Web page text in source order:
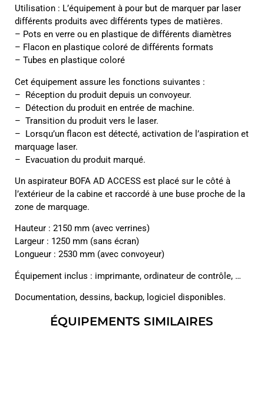
Utilisation : L’équipement à pour but de marquer par laser
différents produits avec différents types de matières.
– Pots en verre ou en plastique de différents diamètres
– Flacon en plastique coloré de différents formats
– Tubes en plastique coloré
Cet équipement assure les fonctions suivantes :
– Réception du produit depuis un convoyeur.
– Détection du produit en entrée de machine.
– Transition du produit vers le laser.
– Lorsqu’un flacon est détecté, activation de l’aspiration et
marquage laser.
– Evacuation du produit marqué.
Un aspirateur BOFA AD ACCESS est placé sur le côté à
l’extérieur de la cabine et raccordé à une buse proche de la
zone de marquage.
Hauteur : 2150 mm (avec verrines)
Largeur : 1250 mm (sans écran)
Longueur : 2530 mm (avec convoyeur)
Équipement inclus : imprimante, ordinateur de contrôle, …
Documentation, dessins, backup, logiciel disponibles.
ÉQUIPEMENTS SIMILAIRES